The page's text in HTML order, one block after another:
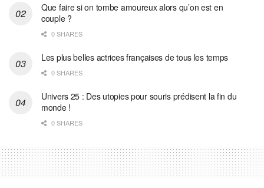
Que faire si on tombe amoureux alors qu’on est en
couple ?
0 SHARES
Les plus belles actrices françaises de tous les temps
0 SHARES
Univers 25 : Des utopies pour souris prédisent la fin du
monde !
0 SHARES